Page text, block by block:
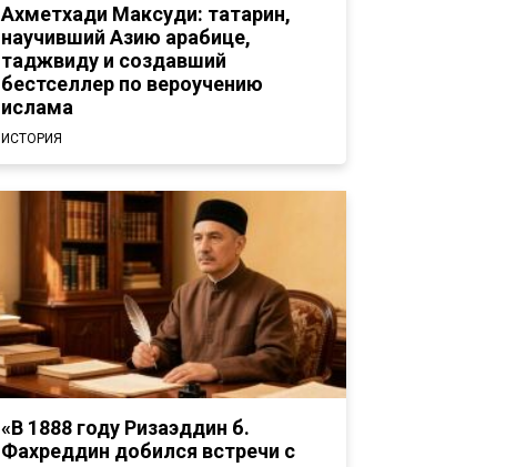
Ахметхади Максуди: татарин,
научивший Азию арабице,
таджвиду и создавший
бестселлер по вероучению
ислама
ИСТОРИЯ
«В 1888 году Ризаэддин б.
Фахреддин добился встречи с